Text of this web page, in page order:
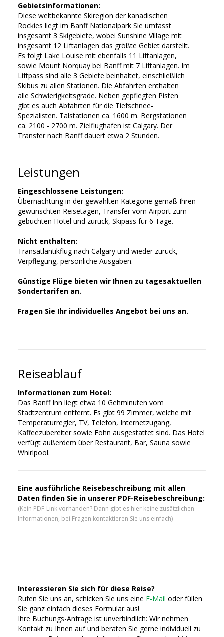
Gebietsinformationen:
Diese weltbekannte Skiregion der kanadischen
Rockies liegt im Banff Nationalpark Sie umfasst
insgesamt 3 Skigebiete, wobei Sunshine Village mit
insgesamt 12 Liftanlagen das größte Gebiet darstellt.
Es folgt Lake Louise mit ebenfalls 11 Liftanlagen,
sowie Mount Norquay bei Banff mit 7 Liftanlagen. Im
Liftpass sind alle 3 Gebiete beinhaltet, einschließlich
Skibus zu allen Stationen. Die Abfahrten enthalten
alle Schwierigkeitsgrade. Neben gepflegten Pisten
gibt es auch Abfahrten für die Tiefschnee-
Spezialisten. Talstationen ca. 1600 m. Bergstationen
ca. 2100 - 2700 m. Zielflughafen ist Calgary. Der
Transfer nach Banff dauert etwa 2 Stunden.
Leistungen
Eingeschlossene Leistungen:
Übernachtung in der gewählten Kategorie gemäß Ihren
gewünschten Reisetagen, Transfer vom Airport zum
gebuchten Hotel und zurück, Skipass für 6 Tage.
Nicht enthalten:
Transatlantikflug nach Calgary und wieder zurück,
Verpflegung, persönliche Ausgaben.
Günstige Flüge bieten wir Ihnen zu tagesaktuellen
Sondertarifen an.
Fragen Sie Ihr individuelles Angebot bei uns an.
Reiseablauf
Informationen zum Hotel:
Das Banff Inn liegt etwa 10 Gehminuten vom
Stadtzentrum entfernt. Es gibt 99 Zimmer, welche mit
Temperaturregler, TV, Telefon, Internetzugang,
Kaffeezubereiter sowie Föhn ausgestattet sind. Das Hotel
verfügt außerdem über Restaurant, Bar, Sauna sowie
Whirlpool.
Eine ausführliche Reisebeschreibung mit allen
Daten finden Sie in unserer PDF-Reisebeschreibung:
(Kein PDF-Link vorhanden? Dann gibt es hier keine zusätzlichen
Informationen, bei Fragen kontaktieren Sie uns einfach)
Interessieren Sie sich für diese Reise?
Rufen Sie uns an, schicken Sie uns eine E-Mail oder füllen
Sie ganz einfach dieses Formular aus!
Ihre Buchungs-Anfrage ist unverbindlich: Wir nehmen
Kontakt zu Ihnen auf und beraten Sie gerne individuell zu